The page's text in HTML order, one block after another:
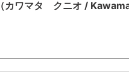
ワマタ クニオ /